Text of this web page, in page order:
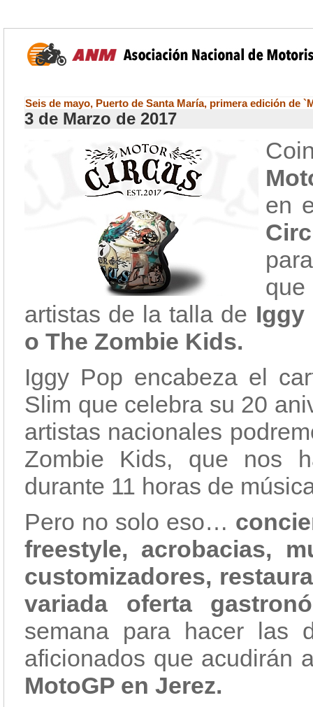
Seis de mayo, Puerto de Santa María, primera edición de
3 de Marzo de 2017
en
artistas de la talla de Iggy
o The Zombie Kids.
Iggy Pop encabeza el
Slim que celebra su 20
artistas nacionales
Zombie Kids, que nos
durante 11 horas de
Pero no solo eso…
freestyle, acrobacias,
customizadores,
variada oferta
semana para hacer las
aficionados que acudirán
MotoGP en Jerez.